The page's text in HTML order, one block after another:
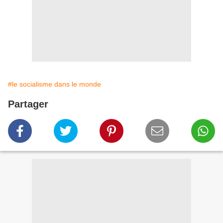
#le socialisme dans le monde
Partager